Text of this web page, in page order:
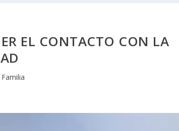
EL CONTACTO CON LA
Familia